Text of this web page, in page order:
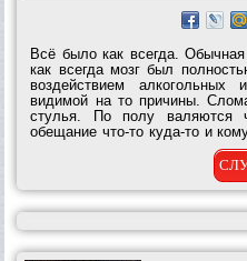
Всё было как всегда.
как всегда мозг был
воздействием алкогольных
видимой на то причины.
стулья. По полу валяются
обещание что-то куда-то и
доверяешь?». И как это